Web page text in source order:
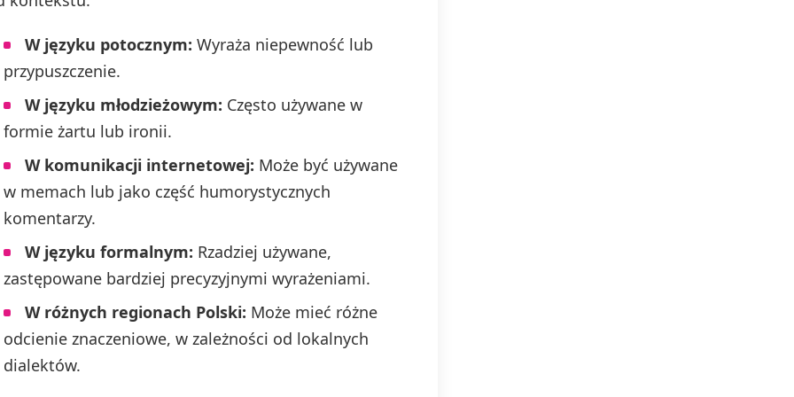
W języku potocznym: Wyraża niepewność lub
przypuszczenie.
W języku młodzieżowym: Często używane w
formie żartu lub ironii.
W komunikacji internetowej: Może być używane
w memach lub jako część humorystycznych
komentarzy.
W języku formalnym: Rzadziej używane,
zastępowane bardziej precyzyjnymi wyrażeniami.
W różnych regionach Polski: Może mieć różne
odcienie znaczeniowe, w zależności od lokalnych
dialektów.